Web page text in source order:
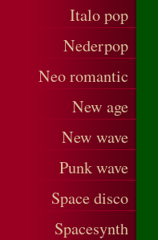
Italo pop
Nederpop
Neo romantic
New age
New wave
Punk wave
Space disco
Spacesynth